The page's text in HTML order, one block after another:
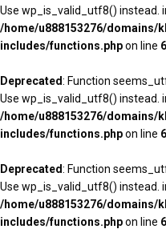
Use wp_is_valid_utf8() instead.
/home/u888153276/domains/
includes/functions.phpon line
Deprecated: Function
Use wp_is_valid_utf8() instead.
/home/u888153276/domains/
includes/functions.phpon line
Deprecated: Function
Use wp_is_valid_utf8() instead.
/home/u888153276/domains/
includes/functions.phpon line